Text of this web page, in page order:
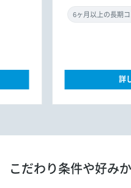
詳
こだわり条件や好み